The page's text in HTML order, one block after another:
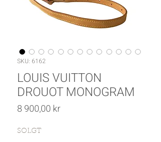
SKU: 6162
LOUIS VUITTON
DROUOT MONOGRAM
8 900,00 krPris
SOLGT